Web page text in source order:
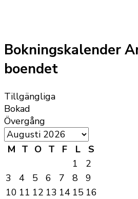
Bokningskalender
boendet
Tillgängliga
Bokad
Övergång
M T O T F L
S
1
2
3
4 5 6 7 8
9
10 11 12 13 14 15 16